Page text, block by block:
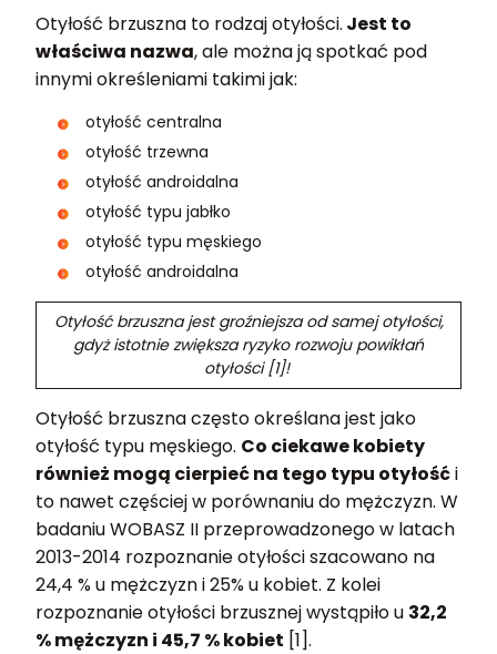
Otyłość brzuszna to rodzaj otyłości. Jest to
właściwa nazwa, ale można ją spotkać pod
innymi określeniami takimi jak:
otyłość centralna
otyłość trzewna
otyłość androidalna
otyłość typu jabłko
otyłość typu męskiego
otyłość androidalna
Otyłość brzuszna jest groźniejsza od samej otyłości,
gdyż istotnie zwiększa ryzyko rozwoju powikłań
otyłości [1]!
Otyłość brzuszna często określana jest jako
otyłość typu męskiego. Co ciekawe kobiety
również mogą cierpieć na tego typu otyłośći
to nawet częściej w porównaniu do mężczyzn. W
badaniu WOBASZ II przeprowadzonego w latach
2013-2014 rozpoznanie otyłości szacowano na
24,4 % u mężczyzn i 25% u kobiet. Z kolei
rozpoznanie otyłości brzusznej wystąpiło u 32,2
% mężczyzn i 45,7 % kobiet [1].